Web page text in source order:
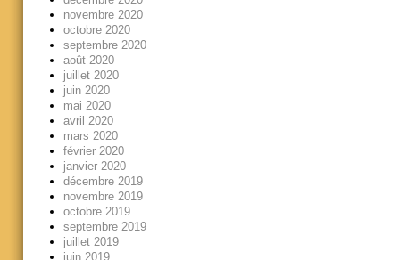
novembre 2020
octobre 2020
septembre 2020
août 2020
juillet 2020
juin 2020
mai 2020
avril 2020
mars 2020
février 2020
janvier 2020
décembre 2019
novembre 2019
octobre 2019
septembre 2019
juillet 2019
juin 2019